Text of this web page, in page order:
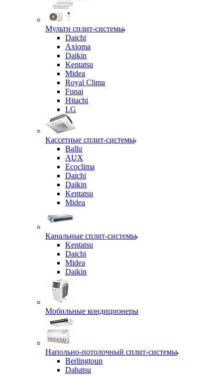
Мульти сплит-системы
Daichi
Axioma
Daikin
Kentatsu
Midea
Royal Clima
Funai
Hitachi
LG
Кассетные сплит-системы
Ballu
AUX
Ecoclima
Daichi
Daikin
Kentatsu
Midea
Канальные сплит-системы
Kentatsu
Daichi
Midea
Daikin
Мобильные кондиционеры
Напольно-потолочный сплит-системы
Berlingtoun
Dahatsu